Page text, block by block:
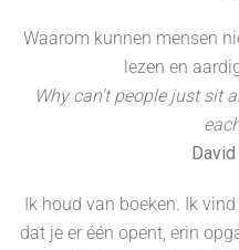
Waarom kunnen mensen
lezen en
Why can't people just sit
Ik houd van boeken. Ik
dat je er één opent, erin